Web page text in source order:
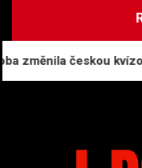
českou